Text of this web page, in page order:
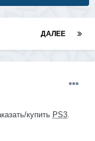
ДАЛЕЕ
купить PS3.